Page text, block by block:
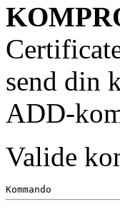
send din
ADD-
Valide